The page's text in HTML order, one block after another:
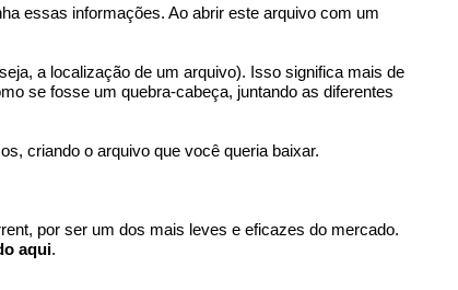
essas informações. Ao abrir este arquivo com um
a localização de um arquivo). Isso significa mais de
se fosse um quebra-cabeça, juntando as diferentes
criando o arquivo que você queria baixar.
por ser um dos mais leves e eficazes do mercado.
aqui.